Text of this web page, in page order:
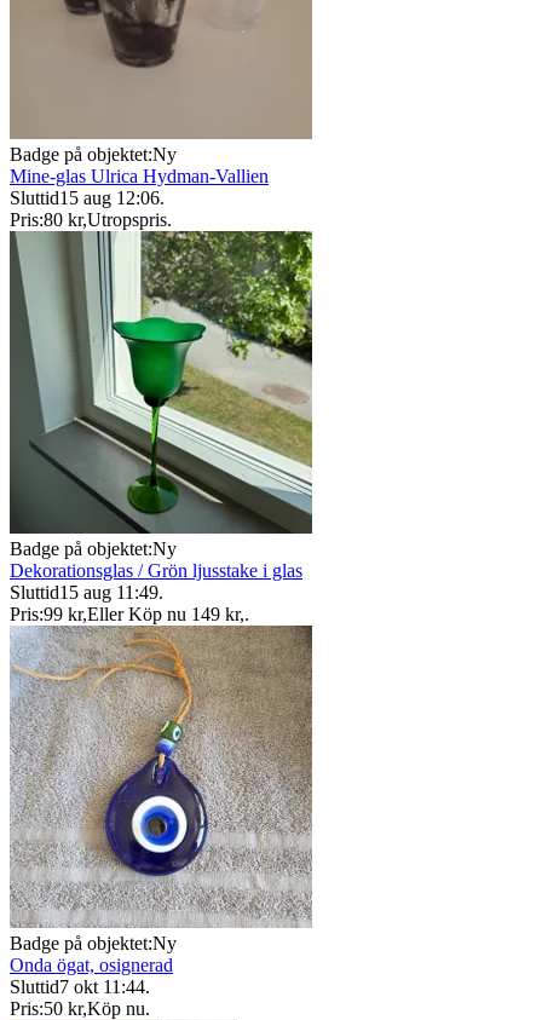
Badge på objektet:Ny
Mine-glas Ulrica Hydman-Vallien
Sluttid15 aug 12:06.
Pris:80 kr,Utropspris.
Badge på objektet:Ny
Dekorationsglas / Grön ljusstake i glas
Sluttid15 aug 11:49.
Pris:99 kr,Eller Köp nu 149 kr,.
Badge på objektet:Ny
Onda ögat, osignerad
Sluttid7 okt 11:44.
Pris:50 kr,Köp nu.